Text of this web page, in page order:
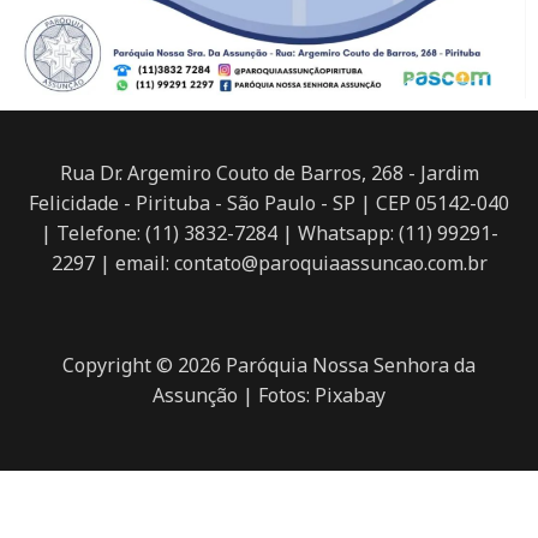
Rua Dr. Argemiro Couto de Barros, 268 - Jardim
Felicidade - Pirituba - São Paulo - SP | CEP 05142-040
| Telefone: (11) 3832-7284 | Whatsapp: (11) 99291-
2297 | email: contato@paroquiaassuncao.com.br
Copyright © 2026 Paróquia Nossa Senhora da
Assunção | Fotos: Pixabay